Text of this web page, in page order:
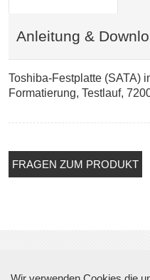
Anleitung &
Toshiba-Festplatte (SATA)
Formatierung, Testlauf,
FRAGEN ZUM PRODUKT